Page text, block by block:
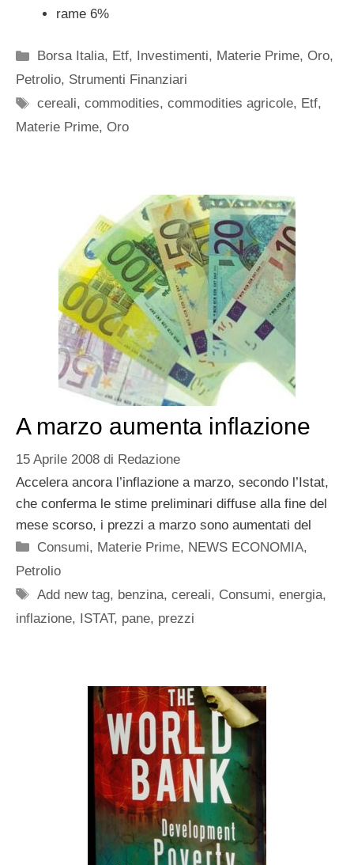
rame 6%
Categorie
Borsa Italia, Etf, Investimenti, Materie Prime,Oro,
Petrolio, Strumenti Finanziari
Tag
cereali,commodities,commodities agricole, Etf,
Materie Prime, Oro
A marzo aumenta inflazione
15 Aprile 2008 di Redazione
Accelera ancora l’inflazione a marzo, secondo l’Istat,
che conferma le stime preliminari diffuse alla fine del
mese scorso, i prezzi a marzo sono aumentati del
Categorie
Consumi, Materie Prime, NEWS ECONOMIA,
Petrolio
Tag
Add new tag, benzina,cereali, Consumi,energia,
inflazione, ISTAT, pane, prezzi